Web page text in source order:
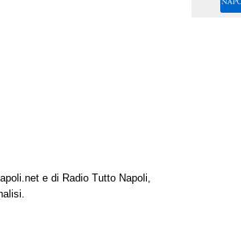
e di Radio Tutto Napoli,